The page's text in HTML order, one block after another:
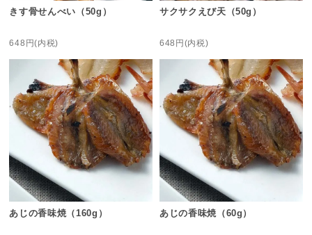
きす骨せんべい（50g）
648円(内税)
サクサクえび天（50g）
648円(内税)
あじの香味焼（160g） あじの香味焼（60g）